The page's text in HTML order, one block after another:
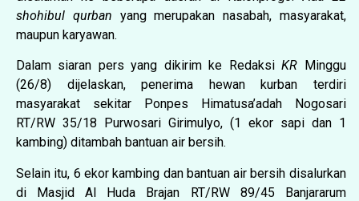
shohibul qurban yang merupakan nasabah, masyarakat,
maupun karyawan.
Dalam siaran pers yang dikirim ke RedaksiKR Minggu
(26/8) dijelaskan, penerima hewan kurban terdiri
masyarakat sekitar Ponpes Himatusa’adah Nogosari
RT/RW 35/18 Purwosari Girimulyo, (1 ekor sapi dan 1
kambing) ditambah bantuan air bersih.
Selain itu, 6 ekor kambing dan bantuan air bersih disalurkan
di Masjid Al Huda Brajan RT/RW 89/45 Banjararum